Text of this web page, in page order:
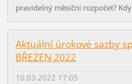
pravidelný měsíční rozpočet?
Aktuální úrokové sazby
BŘEZEN 2022
10.03.2022 17:05